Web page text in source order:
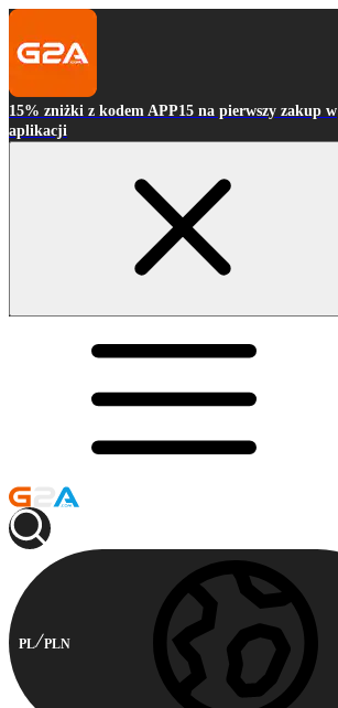
15% zniżki z kodem APP15 na pierwszy zakup w
aplikacji
PL PLN